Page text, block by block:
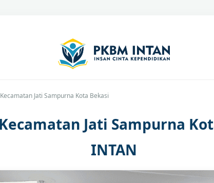
Jati Sampurna Kota Bekasi
Jati Sampurna
INTAN